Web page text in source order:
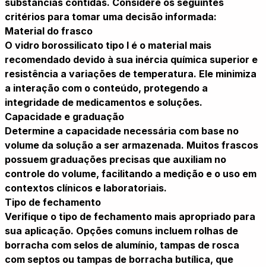
substâncias contidas. Considere os seguintes
critérios para tomar uma decisão informada:
Material do frasco
O vidro borossilicato tipo I é o material mais
recomendado devido à sua inércia química superior e
resistência a variações de temperatura. Ele minimiza
a interação com o conteúdo, protegendo a
integridade de medicamentos e soluções.
Capacidade e graduação
Determine a capacidade necessária com base no
volume da solução a ser armazenada. Muitos frascos
possuem graduações precisas que auxiliam no
controle do volume, facilitando a medição e o uso em
contextos clínicos e laboratoriais.
Tipo de fechamento
Verifique o tipo de fechamento mais apropriado para
sua aplicação. Opções comuns incluem rolhas de
borracha com selos de alumínio, tampas de rosca
com septos ou tampas de borracha butílica, que